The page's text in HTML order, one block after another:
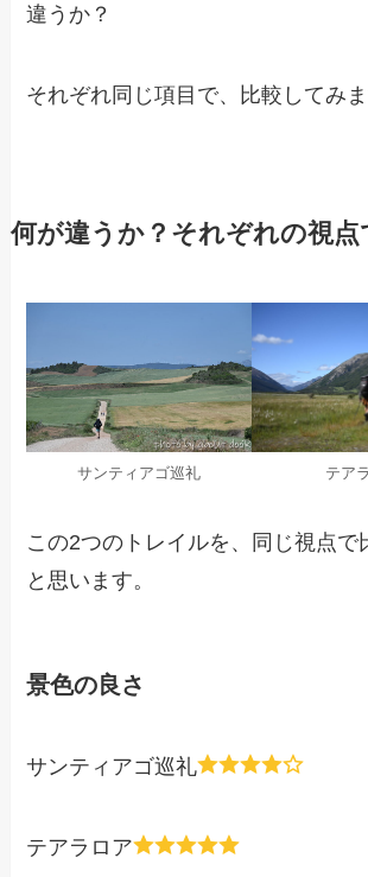
違うか？
それぞれ同じ項目で、比較してみま
何が違うか？それぞれの視点
サンティアゴ巡礼 テア
この2つのトレイルを、同じ視点で
と思います。
景色の良さ
サンティアゴ巡礼
テアラロア